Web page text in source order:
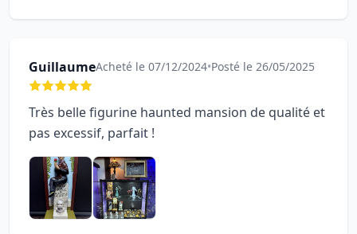
GuillaumeAcheté le 07/12/2024•Posté le 26/05/2025
Très belle figurine haunted mansion de qualité et
pas excessif, parfait !